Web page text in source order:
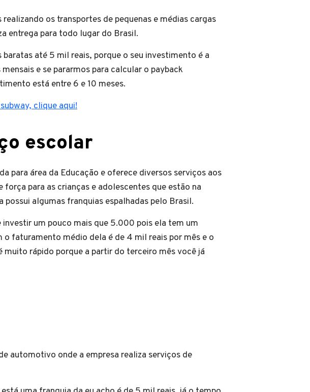
os transportes de pequenas e médias cargas
entrega para todo lugar do Brasil.
até 5 mil reais, porque o seu investimento é a
e se pararmos para calcular o payback
está entre 6 e 10 meses.
clique aqui!
escolar
para área da Educação e oferece diversos serviços aos
para as crianças e adolescentes que estão na
algumas franquias espalhadas pelo Brasil.
um pouco mais que 5.000 pois ela tem um
faturamento médio dela é de 4 mil reais por mês e o
rápido porque a partir do terceiro mês você já
automotivo onde a empresa realiza serviços de